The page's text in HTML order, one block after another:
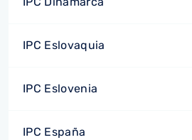
IPC Eslovaquia
IPC Eslovenia
IPC España